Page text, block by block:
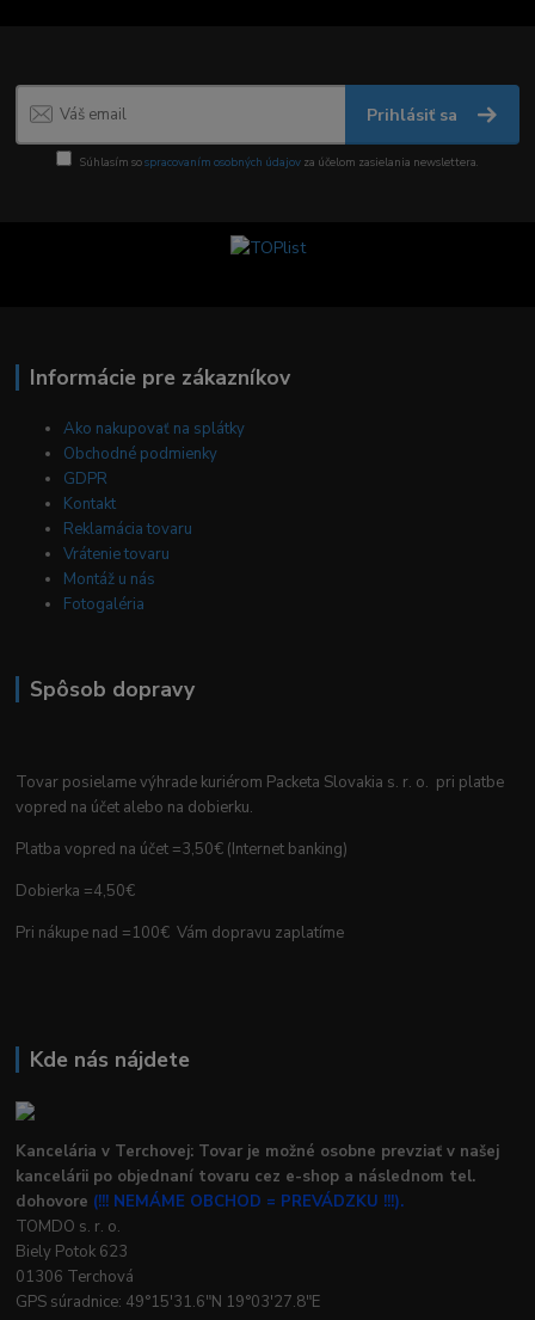
Prihlásiť sa
Súhlasím sospracovaním osobných údajov za účelom zasielania newslettera.
Informácie pre zákazníkov
Ako nakupovať na splátky
Obchodné podmienky
GDPR
Kontakt
Reklamácia tovaru
Vrátenie tovaru
Montáž u nás
Fotogaléria
Spôsob dopravy
Tovar posielame výhrade kuriérom Packeta Slovakia s. r. o. pri platbe
vopred na účet alebo na dobierku.
Platba vopred na účet =3,50€ (Internet banking)
Dobierka =4,50€
Pri nákupe nad =100€ Vám dopravu zaplatíme
Kde nás nájdete
Kancelária v Terchovej: Tovar je možné osobne prevziať v našej
kancelárii po objednaní tovaru cez e-shop a následnom tel.
dohovore (!!! NEMÁME OBCHOD = PREVÁDZKU !!!).
TOMDO s. r. o.
Biely Potok 623
01306 Terchová
GPS súradnice: 49°15'31.6"N 19°03'27.8"E